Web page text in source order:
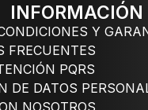
INFORMACIÓN
Y
FRECUENTES
PQRS
DE DATOS
NOSOTROS